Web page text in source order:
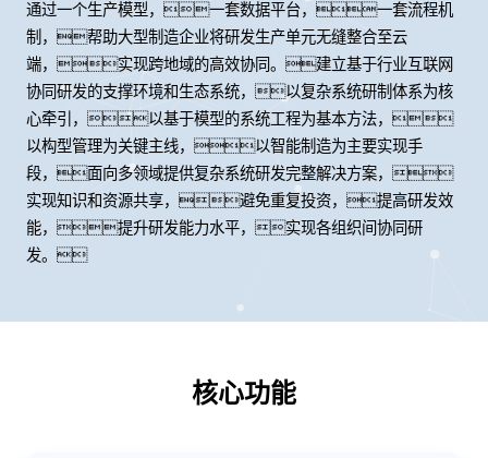
通过一个生产模型，一套数据平台，一套流程机
制，帮助大型制造企业将研发生产单元无缝整合至云
端，实现跨地域的高效协同。建立基于行业互联网
协同研发的支撑环境和生态系统，以复杂系统研制体系为核
心牵引，以基于模型的系统工程为基本方法，
以构型管理为关键主线，以智能制造为主要实现手
段，面向多领域提供复杂系统研发完整解决方案，
实现知识和资源共享，避免重复投资，提高研发效
能，提升研发能力水平，实现各组织间协同研
发。
核心功能